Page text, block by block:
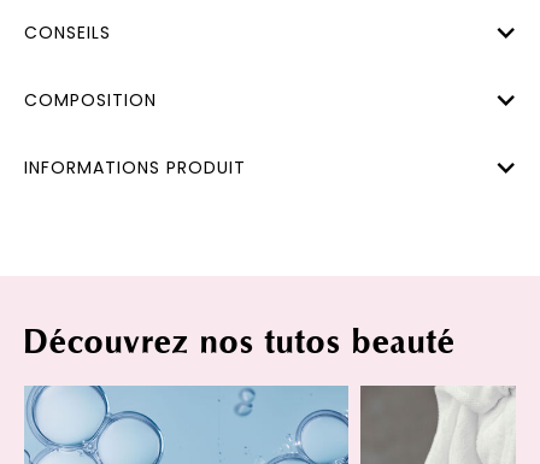
CONSEILS
COMPOSITION
INFORMATIONS PRODUIT
Découvrez nos tutos beauté